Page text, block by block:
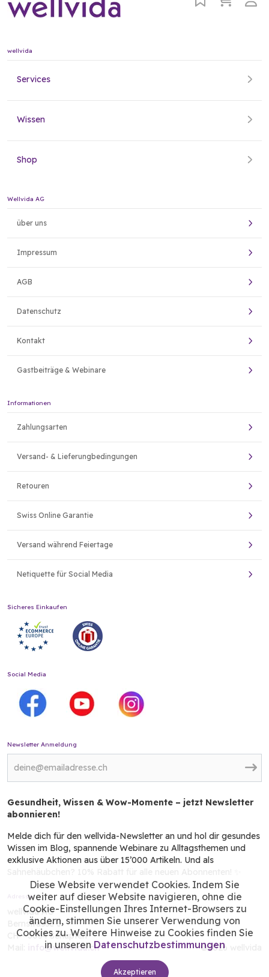
Diese Website verwendet Cookies. Indem Sie
weiter auf dieser Website navigieren, ohne die
Cookie-Einstellungen Ihres Internet-Browsers zu
ändern, stimmen Sie unserer Verwendung von
Cookies zu. Weitere Hinweise zu Cookies finden Sie
in unseren Datenschutzbestimmungen
Akzeptieren
wellvida
Services
Wissen
Shop
Wellvida AG
über uns
Impressum
AGB
Datenschutz
Kontakt
Gastbeiträge & Webinare
Informationen
Zahlungsarten
Versand- & Lieferungbedingungen
Retouren
Swiss Online Garantie
Versand während Feiertage
Netiquette für Social Media
Sicheres Einkaufen
Social Media
Newsletter Anmeldung
Gesundheit, Wissen & Wow-Momente – jetzt Newsletter
abonnieren!
Melde dich für den wellvida-Newsletter an und hol dir gesundes
Wissen im Blog, spannende Webinare zu Alltagsthemen und
exklusive Aktionen aus über 15’000 Artikeln. Und als
Adresse
wellvida AG
Bernstrasse 3
CH - 3054 Schüpfen
info@wellvida.ch ©2026 wellvida